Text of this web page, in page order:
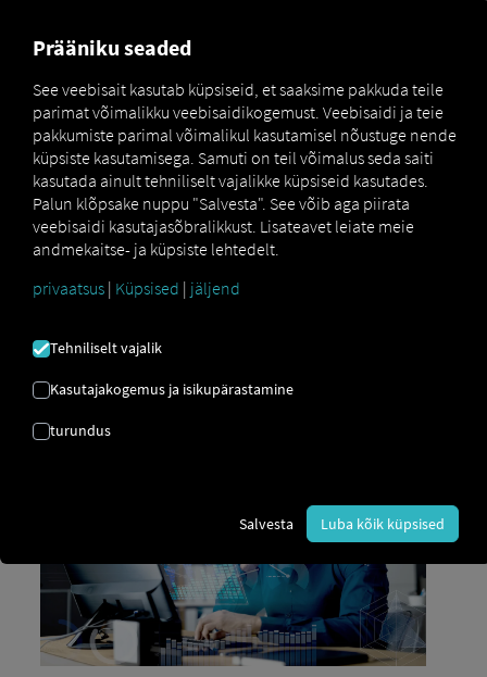
Transpordihaldus on lihtne!Uurige välja, milline
transpordihaldussüsteem (TMS)sobib teie ettevõttele,
kuidas tõhusalt hallata põhiandmeid ja kuidas TMS-i
väärtuslikke näpunäiteidlogistikaprotsesside
väljakutseid
.
Prääniku seaded
See veebisait kasutab küpsiseid, et saaksime pakkuda teile
parimat võimalikku veebisaidikogemust. Veebisaidi ja teie
pakkumiste parimal võimalikul kasutamisel nõustuge nende
küpsiste kasutamisega. Samuti on teil võimalus seda saiti
kasutada ainult tehniliselt vajalikke küpsiseid kasutades.
Palun klõpsake nuppu "Salvesta". See võib aga piirata
veebisaidi kasutajasõbralikkust. Lisateavet leiate meie
andmekaitse- ja küpsiste lehtedelt.
privaatsus | Küpsised | jäljend
Tehniliselt vajalik
Kasutajakogemus ja isikupärastamine
turundus
Salvesta Luba kõik küpsised